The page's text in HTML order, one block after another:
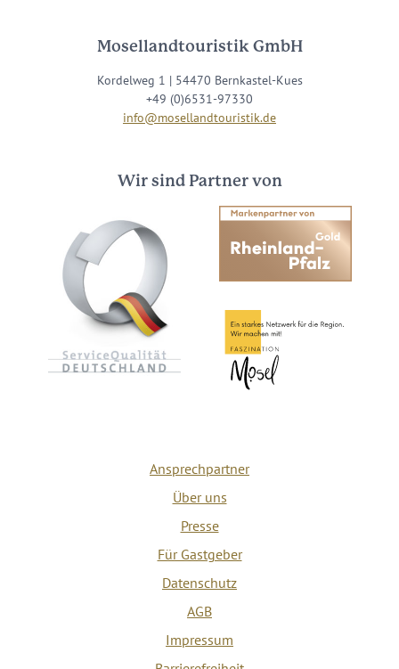
Mosellandtouristik GmbH
Kordelweg 1 | 54470 Bernkastel-Kues
+49 (0)6531-97330
info@mosellandtouristik.de
Wir sind Partner von
Ansprechpartner
Über uns
Presse
Für Gastgeber
Datenschutz
AGB
Impressum